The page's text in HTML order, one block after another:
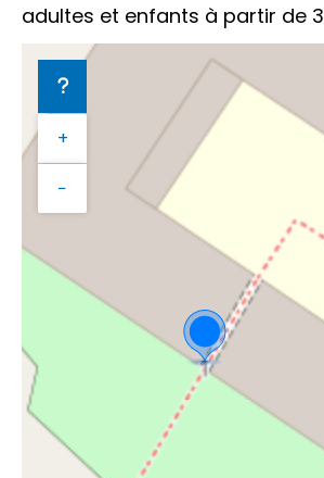
adultes et enfants à partir de
+
−